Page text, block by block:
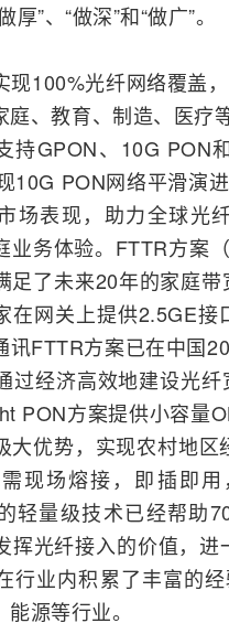
厚”、“做深”和“做广”。
现100%光纤网络覆盖
庭、教育、制造、医疗
持GPON、10G PON
10G PON网络平滑演
场表现，助力全球光
务体验。 FTTR方案
足了未来20年的家庭
在网关上提供2.5GE接
讯FTTR方案已在中国
过经济高效地建设光纤
PON方案提供小容量
大优势，实现农村地区
现场熔接，即插即
轻量级技术已经帮助
挥光纤接入的价值，
行业内积累了丰富的
源等行业。